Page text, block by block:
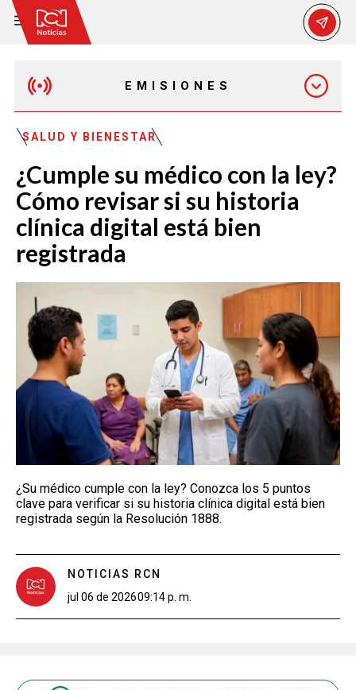
EMISIONES
MAÑANA EXPRESS
EMISIÓN 12:30 PM
EMISIÓN 7:00 PM
SALUD Y BIENESTAR
¿Cumple su médico con la ley?
Cómo revisar si su historia
clínica digital está bien
registrada
¿Su médico cumple con la ley? Conozca los 5 puntos
clave para verificar si su historia clínica digital está bien
registrada según la Resolución 1888.
NOTICIAS RCN
jul 06 de 202609:14 p. m.